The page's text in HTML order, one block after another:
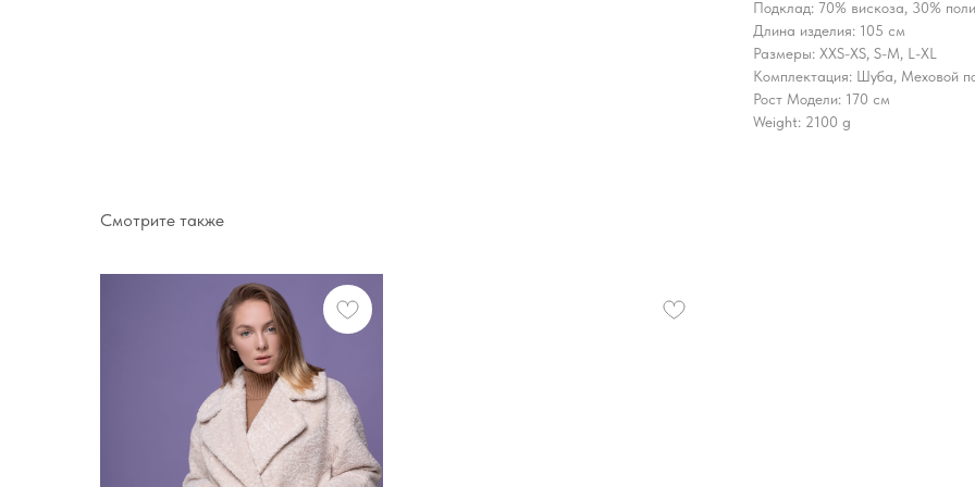
Подклад: 70% вискоза, 30%
Длина изделия: 105 см
Размеры: XXS-XS, S-M, L-XL
Комплектация: Шуба, Меховой
Рост Модели: 170 см
Weight: 2100 g
Смотрите также